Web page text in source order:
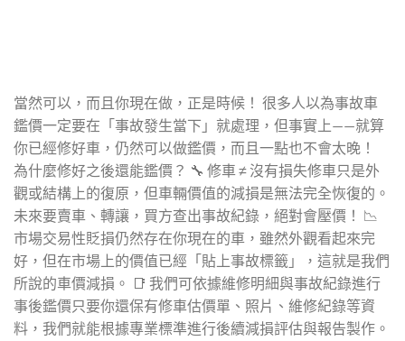
當然可以，而且你現在做，正是時候！ 很多人以為事故車
鑑價一定要在「事故發生當下」就處理，但事實上——就算
你已經修好車，仍然可以做鑑價，而且一點也不會太晚！
為什麼修好之後還能鑑價？ 🔧 修車 ≠ 沒有損失修車只是外
觀或結構上的復原，但車輛價值的減損是無法完全恢復的。
未來要賣車、轉讓，買方查出事故紀錄，絕對會壓價！ 📉
市場交易性貶損仍然存在你現在的車，雖然外觀看起來完
好，但在市場上的價值已經「貼上事故標籤」，這就是我們
所說的車價減損。 📑 我們可依據維修明細與事故紀錄進行
事後鑑價只要你還保有修車估價單、照片、維修紀錄等資
料，我們就能根據專業標準進行後續減損評估與報告製作。